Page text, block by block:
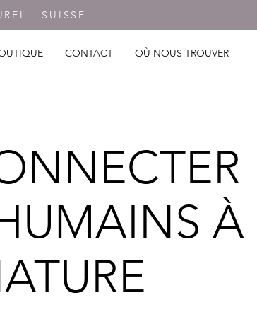
- SUISSE
CONTACT OÙ NOUS TROUVER
À